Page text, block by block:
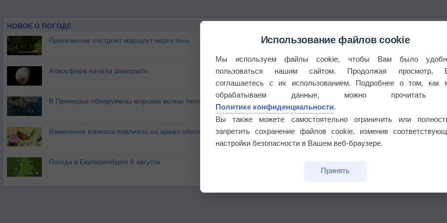
НОВОЕ О ПОГОДЕ
Приложение построит маршрут через тень
Атмосфера начала замерзать
В Приморье обнаружены морские волны тепла
Изменение климата повлияло на ареал обитания бабочек
Погода в Екатеринбурге 6 августа
Использование файлов cookie
Мы используем файлы cookie, чтобы Вам было
пользоваться нашим сайтом. Продолжая просмотр,
соглашаетесь с их использованием. Подробнее о том, как
обрабатываем данные, можно прочитать
Политике конфиденциальности.
Вы также можете самостоятельно ограничить или
запретить сохранение файлов cookie, изменив
настройки безопасности в Вашем веб-браузере.
Принять